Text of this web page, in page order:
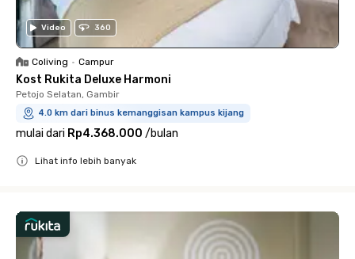
Video 360
Coliving • Campur
Kost Rukita Deluxe Harmoni
Petojo Selatan, Gambir
4.0 km dari binus kemanggisan kampus kijang
mulai dari Rp4.368.000 /bulan
Lihat info lebih banyak